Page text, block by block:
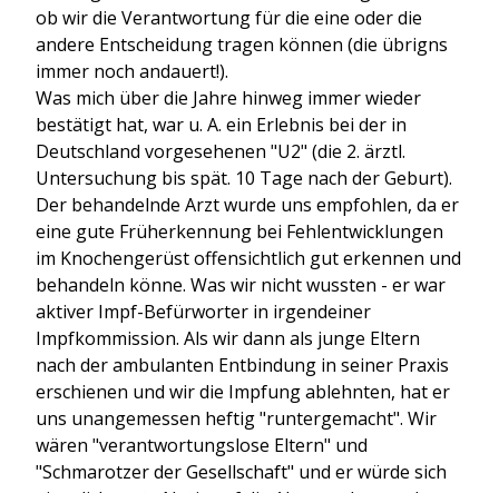
ob wir die Verantwortung für die eine oder die
andere Entscheidung tragen können (die übrigns
immer noch andauert!).
Was mich über die Jahre hinweg immer wieder
bestätigt hat, war u. A. ein Erlebnis bei der in
Deutschland vorgesehenen "U2" (die 2. ärztl.
Untersuchung bis spät. 10 Tage nach der Geburt).
Der behandelnde Arzt wurde uns empfohlen, da er
eine gute Früherkennung bei Fehlentwicklungen
im Knochengerüst offensichtlich gut erkennen und
behandeln könne. Was wir nicht wussten - er war
aktiver Impf-Befürworter in irgendeiner
Impfkommission. Als wir dann als junge Eltern
nach der ambulanten Entbindung in seiner Praxis
erschienen und wir die Impfung ablehnten, hat er
uns unangemessen heftig "runtergemacht". Wir
wären "verantwortungslose Eltern" und
"Schmarotzer der Gesellschaft" und er würde sich